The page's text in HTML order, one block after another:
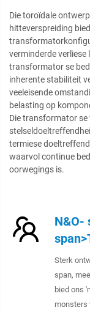
Die toroïdale
hitteverspreiding
verminderde
transformator se
inherente stabiliteit
veeleisende
belasting op
Die transformator se
termiese
waarvol continue
oorwegings is.
N&O-
Sterk
span,
bied ons
monsters